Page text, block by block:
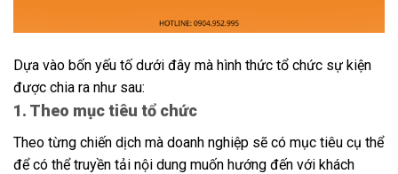
Dựa vào bốn yếu tố dưới đây mà hình thức tổ chức sự kiện
được chia ra như sau:
1. Theo mục tiêu tổ chức
Theo từng chiến dịch mà doanh nghiệp sẽ có mục tiêu cụ thể
để có thể truyền tải nội dung muốn hướng đến với khách